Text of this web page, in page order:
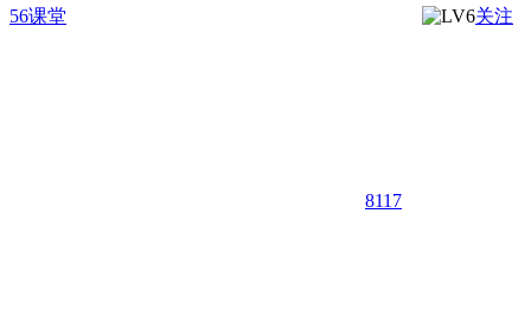
56课堂 关注
8117